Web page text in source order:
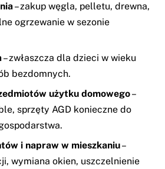
– zakup węgla, pelletu, drewna,
ogrzewanie w sezonie
– zwłaszcza dla dzieci w wieku
bezdomnych.
użytku domowego–
sprzęty AGD konieczne do
i napraw w mieszkaniu–
wymiana okien, uszczelnienie